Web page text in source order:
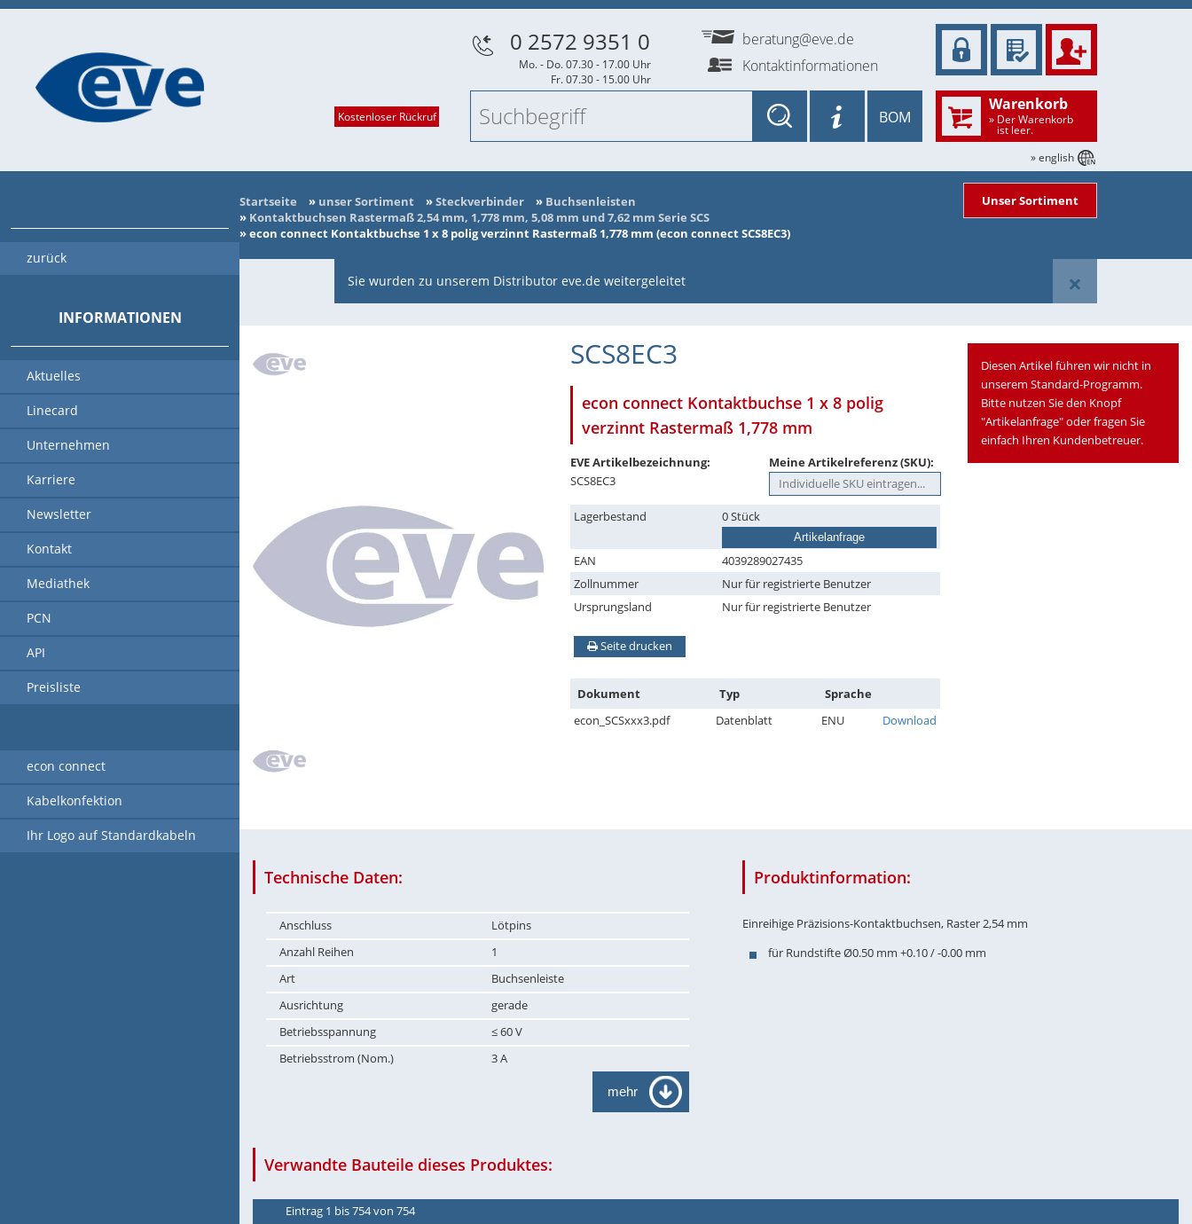
Startseite » unser Sortiment »Steckverbinder » Buchsenleisten
» Kontaktbuchsen Rastermaß 2,54 mm, 1,778 mm, 5,08 mm und 7,62 mm Serie SCS
»econ connect Kontaktbuchse 1 x 8 polig verzinnt Rastermaß 1,778 mm (econ connect SCS8EC3)
Unser Sortiment
×
Sie wurden zu unserem Distributor eve.de weitergeleitet
SCS8EC3
econ connect Kontaktbuchse 1 x 8 polig
verzinnt Rastermaß 1,778 mm
EVE Artikelbezeichnung:
SCS8EC3
Meine Artikelreferenz (SKU):
Lagerbestand 0 Stück
Artikelanfrage
EAN
4039289027435
Zollnummer
Nur für registrierte Benutzer
Ursprungsland
Nur für registrierte Benutzer
Seite drucken
Dokument Typ
Sprache
econ_SCSxxx3.pdf
Datenblatt ENU Download
Diesen Artikel führen wir nicht in
unserem Standard-Programm.
Bitte nutzen Sie den Knopf
"Artikelanfrage" oder fragen Sie
einfach Ihren Kundenbetreuer.
Technische Daten:
Anschluss
Lötpins
Anzahl Reihen
1
Art
Buchsenleiste
Ausrichtung
gerade
Betriebsspannung
≤ 60 V
Betriebsstrom (Nom.)
3 A
mehr
Produktinformation:
Einreihige Präzisions-Kontaktbuchsen, Raster 2,54 mm
für Rundstifte Ø0.50 mm +0.10 / -0.00 mm
Verwandte Bauteile dieses Produktes:
Eintrag 1 bis 754 von 754
Kostenloser Rückruf
0 2572 9351 0
Mo. - Do. 07.30 - 17.00 Uhr
Fr. 07.30 - 15.00 Uhr
beratung@eve.de
Kontaktinformationen
Warenkorb
» Der Warenkorb
ist leer.
BOM
» english
zurück
INFORMATIONEN
Aktuelles
Linecard
Unternehmen
Karriere
Newsletter
Kontakt
Mediathek
PCN
API
Preisliste
econ connect
Kabelkonfektion
Ihr Logo auf Standardkabeln